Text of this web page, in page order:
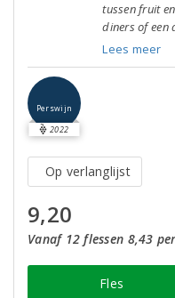
tussen fruit
diners of een
Lees meer
Perswijn
2022
Op verlanglijst
9,20
Vanaf 12 flessen 8,43
Fles